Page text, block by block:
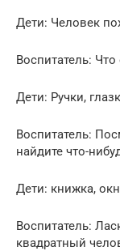
Дети: Человек
Воспитатель:
Дети: Ручки,
Воспитатель:
найдите что-
Дети: книжка,
Воспитатель:
квадратный